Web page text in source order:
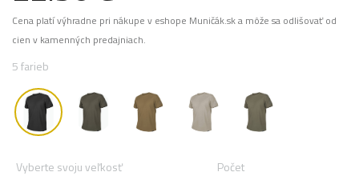
Cena platí výhradne pri nákupe v eshope Muničák.sk a môže sa odlišovať od
cien v kamenných predajniach.
5 farieb
Vyberte svoju veľkosť Počet